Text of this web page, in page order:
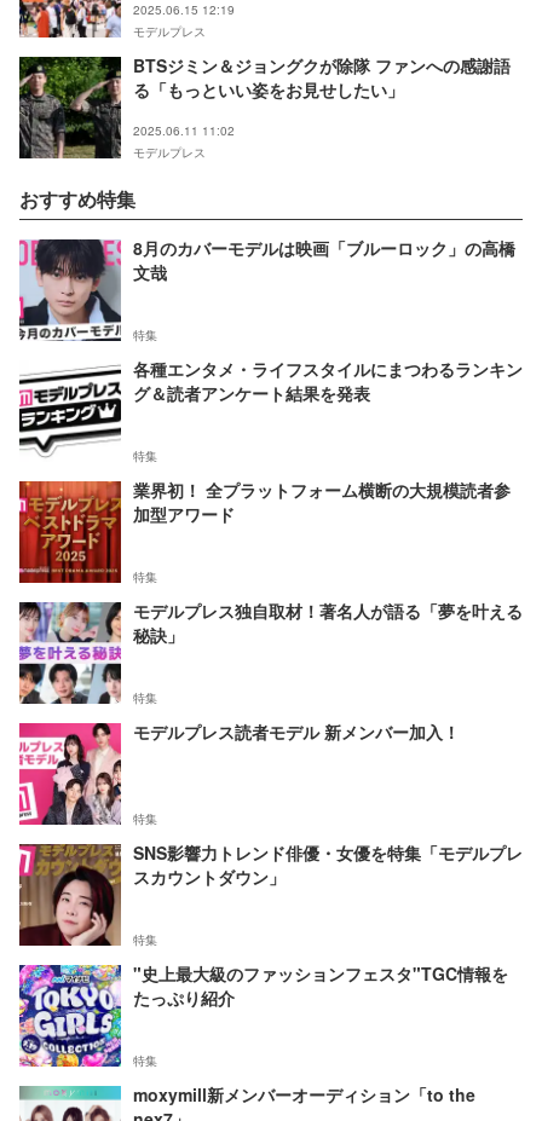
2025.06.15 12:19
モデルプレス
BTSジミン＆ジョングクが除隊 ファンへの感謝語
る「もっといい姿をお見せしたい」
2025.06.11 11:02
モデルプレス
おすすめ特集
8月のカバーモデルは映画「ブルーロック」の高橋
文哉
特集
各種エンタメ・ライフスタイルにまつわるランキン
グ＆読者アンケート結果を発表
特集
業界初！ 全プラットフォーム横断の大規模読者参
加型アワード
特集
モデルプレス独自取材！著名人が語る「夢を叶える
秘訣」
特集
モデルプレス読者モデル 新メンバー加入！
特集
SNS影響力トレンド俳優・女優を特集「モデルプレ
スカウントダウン」
特集
"史上最大級のファッションフェスタ"TGC情報を
たっぷり紹介
特集
moxymill新メンバーオーディション「to the